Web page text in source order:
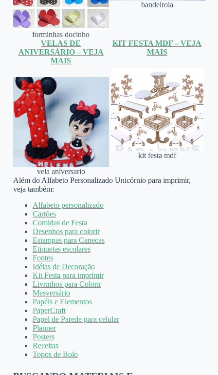
forminhas docinho
bandeirola
VELAS DE
ANIVERSÁRIO – VEJA
MAIS
vela aniversario
KIT FESTA MDF – VEJA
MAIS
kit festa mdf
Além do Alfabeto Personalizado Unicórnio para imprimir,
veja também:
Alfabeto personalizado
Cartões
Comidas de Festa
Desenhos para colorir
Estampas para Canecas
Etiquetas escolares
Fontes
Idéias de Decoração
Kit Festa para imprimir
Livrinhos para Colorir
Mesversário
Papéis e Elementos
PaperCraft
Papel de Parede para celular
Planner
Posters
Receitas
Topos de Bolo